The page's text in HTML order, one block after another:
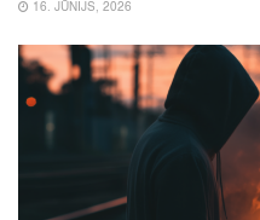
16. JŪNIJS, 2026